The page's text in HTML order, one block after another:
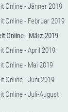
Online - Jänner 2019
Online - Februar 2019
Online - März 2019
Online - April 2019
Online - Mai 2019
Online - Juni 2019
Online - Juli-August